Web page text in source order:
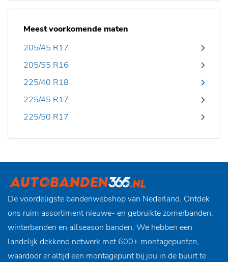
Meest voorkomende maten
205/45 R17
205/55 R16
225/40 R18
225/45 R17
225/50 R17
De voordeligste bandenwebshop van Nederland. Ontdek
ons ruim assortiment nieuwe- en gebruikte zomerbanden,
winterbanden en allseason banden. We hebben een
landelijk dekkend netwerk met 600+ montagepunten,
waardoor er altijd een montagepunt bij jou in de buurt te